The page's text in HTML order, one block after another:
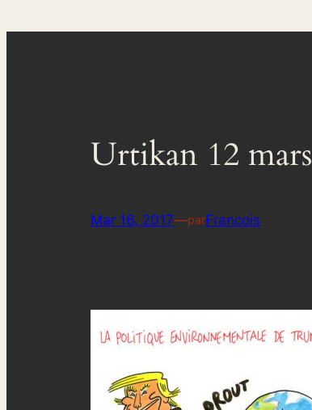
Urtikan 12 mars
Mar 16, 2017—parFrancois